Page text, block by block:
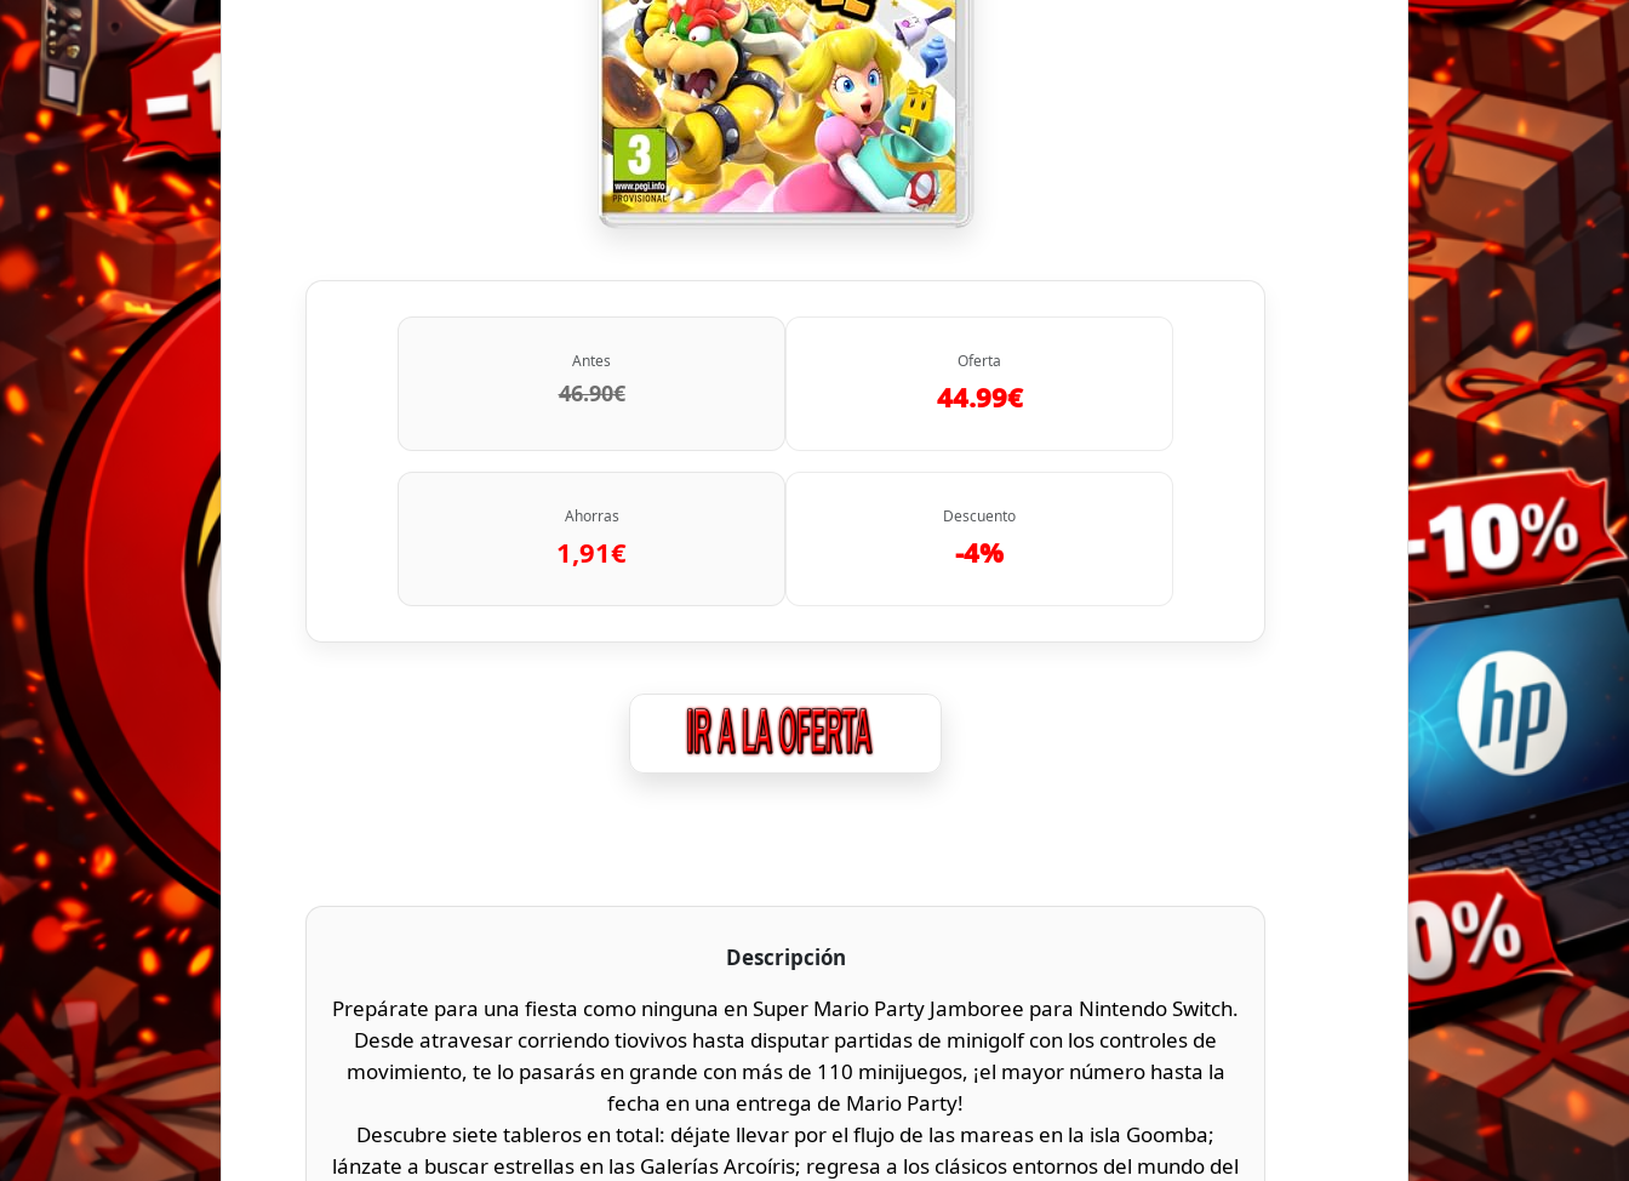
Antes
46.90€
Oferta
44.99€
Ahorras
1,91€
Descuento
-4%
Descripción
Prepárate para una fiesta como ninguna en Super Mario Party Jamboree para Nintendo Switch.
Desde atravesar corriendo tiovivos hasta disputar partidas de minigolf con los controles de
movimiento, te lo pasarás en grande con más de 110 minijuegos, ¡el mayor número hasta la
fecha en una entrega de Mario Party!
Descubre siete tableros en total: déjate llevar por el flujo de las mareas en la isla Goomba;
lánzate a buscar estrellas en las Galerías Arcoíris; regresa a los clásicos entornos del mundo del